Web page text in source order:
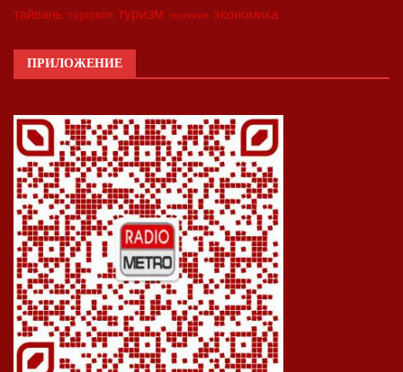
тайвань торговля туризм экология экономика
ПРИЛОЖЕНИЕ